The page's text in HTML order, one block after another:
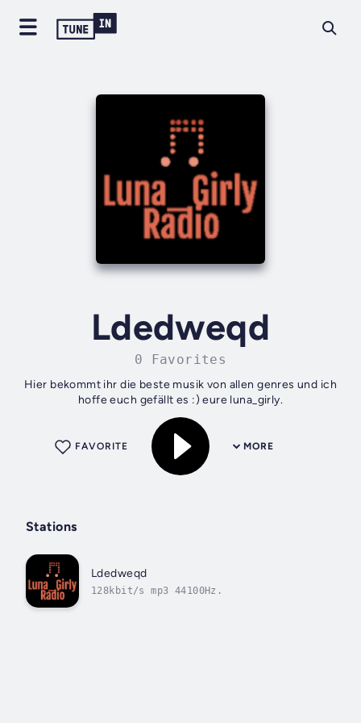
Ldedweqd
0 Favorites
Hier bekommt ihr die beste musik von allen genres und ich
hoffe euch gefällt es :) eure luna_girly.
MORE
FAVORITE
Stations
Ldedweqd
128kbit/s mp3 44100Hz.